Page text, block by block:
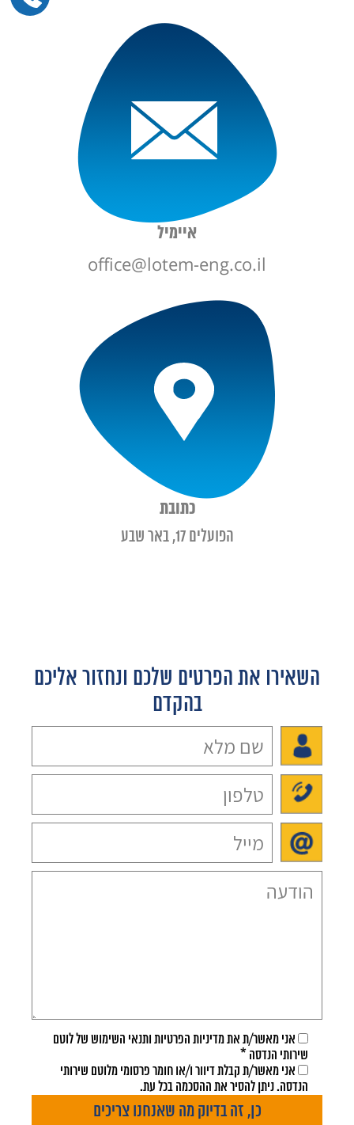
איימיל
office@lotem-eng.co.il
כתובת
הפועלים 17, באר שבע
השאירו את הפרטים שלכם ונחזור אליכם
בהקדם
אני מאשר/ת אתמדיניות הפרטיות ותנאי השימוש של לוטם
שירותי הנדסה *
אני מאשר/ת קבלת דיוור ו/או חומר פרסומי מלוטם שירותי
הנדסה. ניתן להסיר את ההסכמה בכל עת.